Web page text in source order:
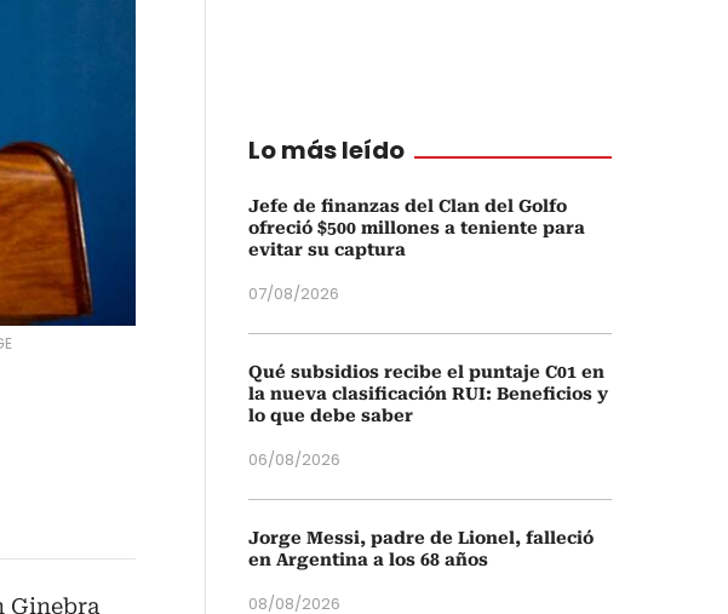
Ginebra
Lo más leído
Jefe de finanzas del Clan del Golfo
ofreció $500 millones a teniente para
evitar su captura
07/08/2026
Qué subsidios recibe el puntaje C01 en
la nueva clasificación RUI: Beneficios y
lo que debe saber
06/08/2026
Jorge Messi, padre de Lionel, falleció
en Argentina a los 68 años
08/08/2026